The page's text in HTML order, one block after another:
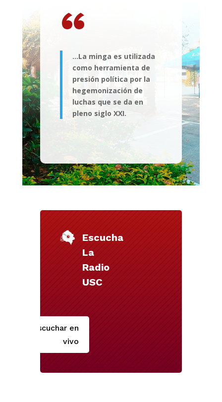
“…La minga es utilizada
como herramienta de
presión política por la
hegemonización de
luchas que se da en
pleno siglo XXI.
Escucha
La
Radio
USC
Escuchar en
vivo